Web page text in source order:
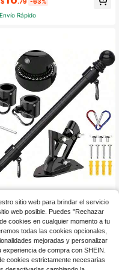
Colgante Exterior de 88
con Base de 5 Garras & E
de Suelo, Fácil Montaje para
$ .79 -63%
Envío Rápido
Poste - Soporte actualizado,
de acero inoxidable de 6 pie
uso en exteriores, residencial
kit de poste americano
negro
.06 -55%
Envío Rápido
Free Shipping
sitio web para brindar el servicio
web posible. Puedes "Rechazar
cookies en cualquier momento a tu
todas las cookies opcionales,
mejoradas y personalizar
de compra con SHEIN.
cookies estrictamente necesarias